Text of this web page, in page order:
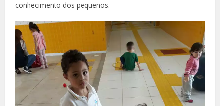
conhecimento dos pequenos.